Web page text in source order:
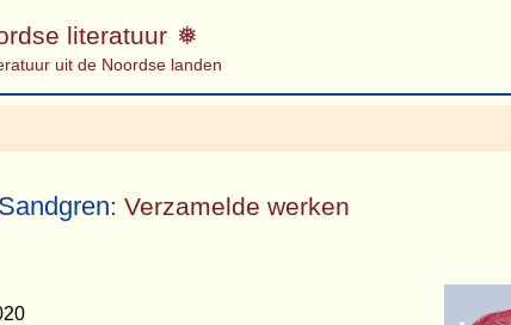
literatuur
uit de Noordse landen
: Verzamelde werken